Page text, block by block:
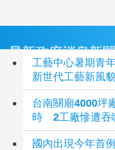
最新政府消息新
工藝中心暑期青
新世代工藝新風貌
台南關廟4000坪
時 2工廠慘遭吞
國內出現今年首